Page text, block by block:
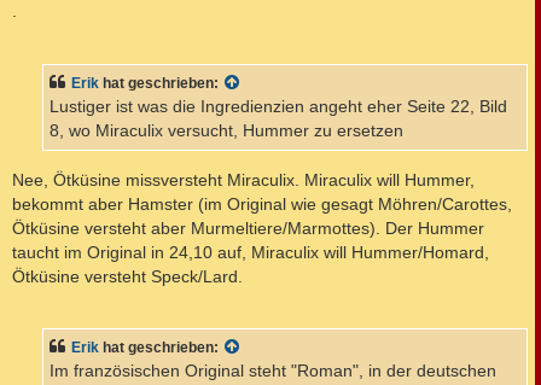
.
Erik hat geschrieben:
Lustiger ist was die Ingredienzien angeht eher Seite 22, Bild
8, wo Miraculix versucht, Hummer zu ersetzen
Nee, Ötküsine missversteht Miraculix. Miraculix will Hummer,
bekommt aber Hamster (im Original wie gesagt Möhren/Carottes,
Ötküsine versteht aber Murmeltiere/Marmottes). Der Hummer
taucht im Original in 24,10 auf, Miraculix will Hummer/Homard,
Ötküsine versteht Speck/Lard.
Erik hat geschrieben:
Im französischen Original steht "Roman", in der deutschen